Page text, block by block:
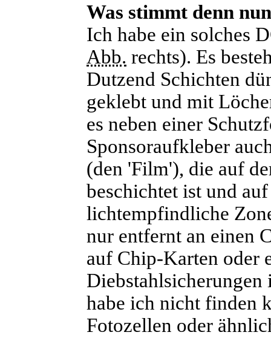
Was stimmt denn
Ich habe ein solches
Abb. rechts). Es
Dutzend Schichten
geklebt und mit
es neben einer
Sponsoraufkleber
(den 'Film'), die auf
beschichtet ist und
lichtempfindliche
nur entfernt an einen
auf Chip-Karten oder
habe ich nicht finden
Fotozellen oder